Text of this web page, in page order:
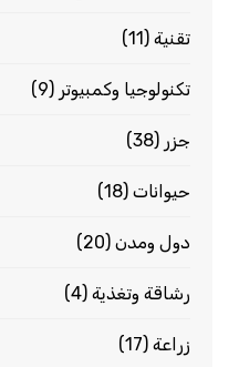
تقنية(11)
تكنولوجيا وكمبيوتر (9)
جزر (38)
حيوانات(18)
دول ومدن(20)
رشاقة وتغذية(4)
زراعة(17)